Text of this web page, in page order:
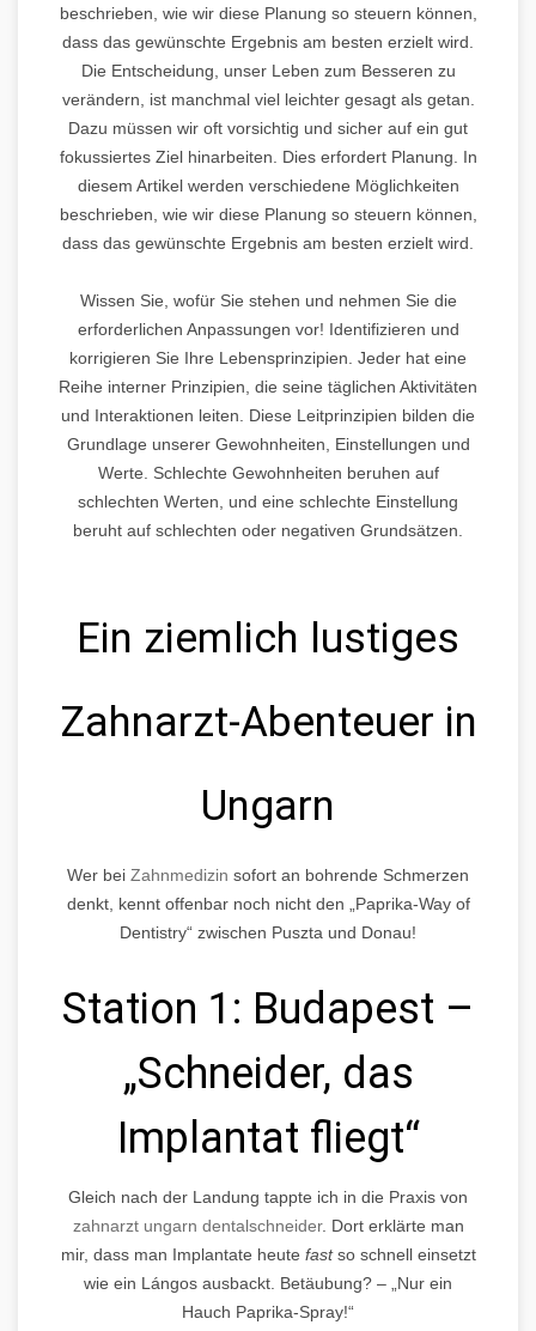
beschrieben, wie wir diese Planung so steuern können,
dass das gewünschte Ergebnis am besten erzielt wird.
Die Entscheidung, unser Leben zum Besseren zu
verändern, ist manchmal viel leichter gesagt als getan.
Dazu müssen wir oft vorsichtig und sicher auf ein gut
fokussiertes Ziel hinarbeiten. Dies erfordert Planung. In
diesem Artikel werden verschiedene Möglichkeiten
beschrieben, wie wir diese Planung so steuern können,
dass das gewünschte Ergebnis am besten erzielt wird.
Wissen Sie, wofür Sie stehen und nehmen Sie die
erforderlichen Anpassungen vor! Identifizieren und
korrigieren Sie Ihre Lebensprinzipien. Jeder hat eine
Reihe interner Prinzipien, die seine täglichen Aktivitäten
und Interaktionen leiten. Diese Leitprinzipien bilden die
Grundlage unserer Gewohnheiten, Einstellungen und
Werte. Schlechte Gewohnheiten beruhen auf
schlechten Werten, und eine schlechte Einstellung
beruht auf schlechten oder negativen Grundsätzen.
Ein ziemlich lustiges
Zahnarzt-Abenteuer in
Ungarn
Wer bei Zahnmedizin sofort an bohrende Schmerzen
denkt, kennt offenbar noch nicht den „Paprika-Way of
Dentistry“ zwischen Puszta und Donau!
Station 1: Budapest –
„Schneider, das
Implantat fliegt“
Gleich nach der Landung tappte ich in die Praxis von
zahnarzt ungarn dentalschneider. Dort erklärte man
mir, dass man Implantate heute fastso schnell einsetzt
wie ein Lángos ausbackt. Betäubung? – „Nur ein
Hauch Paprika-Spray!“